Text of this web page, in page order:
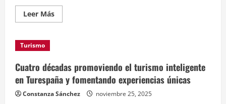
Leer MásLeer
más
influencia
en
Colombia,
donde
el
gasto
Turismo
Cuatro décadas promoviendo el turismo inteligente
en Turespaña y fomentando experiencias únicas
Constanza Sánchez noviembre 25, 2025